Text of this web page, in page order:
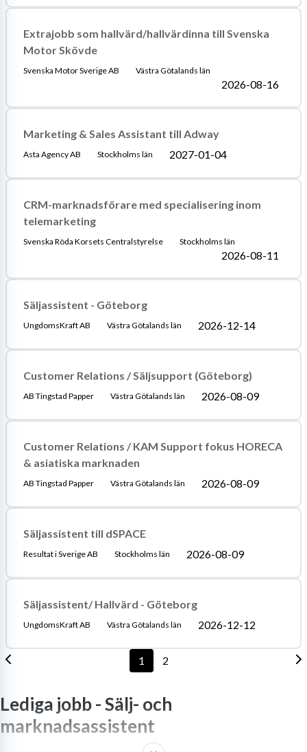
Extrajobb som hallvärd/hallvärdinna till Svenska
Motor Skövde
Svenska Motor Sverige AB Västra Götalands län
2026-08-16
Marketing & Sales Assistant till Adway
Asta Agency AB Stockholms län 2027-01-04
CRM-marknadsförare med specialisering inom
telemarketing
Svenska Röda Korsets Centralstyrelse Stockholms län
2026-08-11
Säljassistent - Göteborg
UngdomsKraft AB Västra Götalands län 2026-12-14
Customer Relations / Säljsupport (Göteborg)
AB Tingstad Papper Västra Götalands län 2026-08-09
Customer Relations / KAM Support fokus HORECA
& asiatiska marknaden
AB Tingstad Papper Västra Götalands län 2026-08-09
Säljassistent till dSPACE
Resultat i Sverige AB Stockholms län 2026-08-09
Säljassistent/ Hallvärd - Göteborg
UngdomsKraft AB Västra Götalands län 2026-12-12
1 2
Lediga jobb -Sälj- och
marknadsassistent